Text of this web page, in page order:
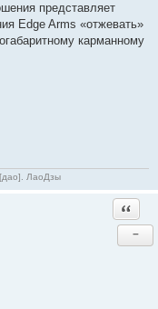
представляет
Edge Arms «отжевать»
карманному
[дао]. ЛаоДзы
−